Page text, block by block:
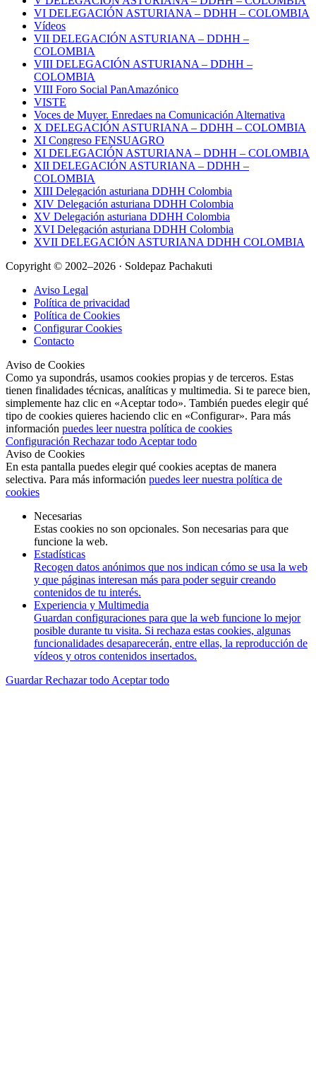
VI DELEGACIÓN ASTURIANA – DDHH – COLOMBIA
Vídeos
VII DELEGACIÓN ASTURIANA – DDHH –
COLOMBIA
VIII DELEGACIÓN ASTURIANA – DDHH –
COLOMBIA
VIII Foro Social PanAmazónico
VISTE
Voces de Muyer. Enredaes na Comunicación Alternativa
X DELEGACIÓN ASTURIANA – DDHH – COLOMBIA
XI Congreso FENSUAGRO
XI DELEGACIÓN ASTURIANA – DDHH – COLOMBIA
XII DELEGACIÓN ASTURIANA – DDHH –
COLOMBIA
XIII Delegación asturiana DDHH Colombia
XIV Delegación asturiana DDHH Colombia
XV Delegación asturiana DDHH Colombia
XVI Delegación asturiana DDHH Colombia
XVII DELEGACIÓN ASTURIANA DDHH COLOMBIA
Copyright © 2002–2026 · Soldepaz Pachakuti
Aviso Legal
Política de privacidad
Política de Cookies
Configurar Cookies
Contacto
Aviso de Cookies
Como ya supondrás, usamos cookies propias y de terceros. Estas
tienen finalidades técnicas, analíticas y multimedia. Si te parece bien,
simplemente haz clic en «Aceptar todo». También puedes elegir qué
tipo de cookies quieres haciendo clic en «Configurar». Para más
información puedes leer nuestra política de cookies
Configuración Rechazar todo Aceptar todo
Aviso de Cookies
En esta pantalla puedes elegir qué cookies aceptas de manera
selectiva. Para más información puedes leer nuestra política de
cookies
Necesarias
Estas cookies no son opcionales. Son necesarias para que
funcione la web.
Estadísticas
Recogen datos anónimos que nos indican cómo se usa la web
y que páginas interesan más para poder seguir creando
contenidos de tu interés.
Experiencia y Multimedia
Guardan configuraciones para que la web funcione lo mejor
posible durante tu visita. Si rechaza estas cookies, algunas
funcionalidades desaparecerán, entre ellas, la reproducción de
vídeos y otros contenidos insertados.
GuardarRechazar todo Aceptar todo